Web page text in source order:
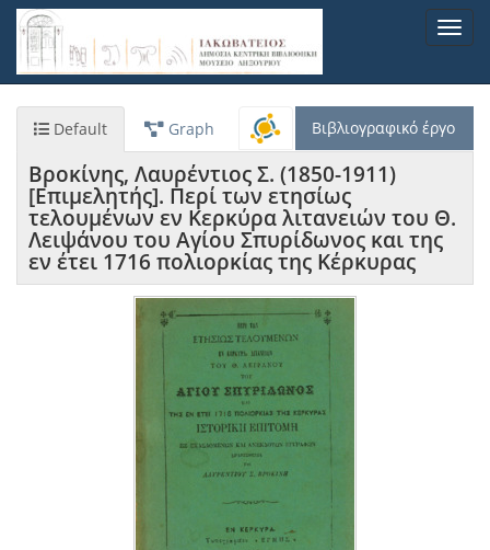
Παράκαμψη
προς
κυρίως
Default Graph Βιβλιογραφικό έργο
Βροκίνης, Λαυρέντιος Σ. (1850-1911)
[Επιμελητής]. Περί των ετησίως
τελουμένων εν Κερκύρα λιτανειών του Θ.
Λειψάνου του Αγίου Σπυρίδωνος και της
εν έτει 1716 πολιορκίας της Κέρκυρας